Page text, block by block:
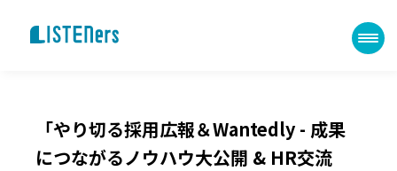
「やり切る採用広報＆Wantedly - 成果
につながるノウハウ大公開 & HR交流